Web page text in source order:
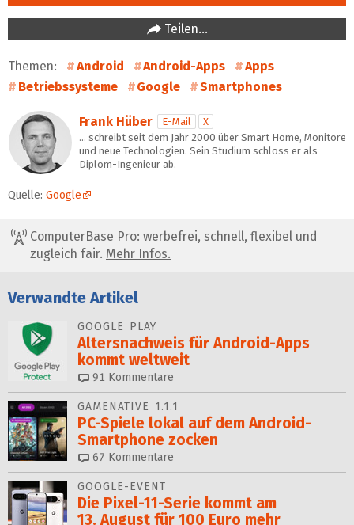
Teilen…
Themen: Android Android-Apps
Apps
Betriebssysteme
Google Smartphones
Frank Hüber E-Mail
X
… schreibt seit dem Jahr 2000 über Smart Home, Monitore
und neue Technologien. Sein Studium schloss er als
Diplom-Ingenieur ab.
Quelle: Google
ComputerBase Pro: werbefrei, schnell, flexibel und
zugleich fair. Mehr Infos.
Verwandte Artikel
GOOGLE PLAY
Altersnachweis für Android-Apps
kommt weltweit
91 Kommentare
GAMENATIVE 1.1.1
PC-Spiele lokal auf dem Android-
Smartphone zocken
67 Kommentare
GOOGLE-EVENT
Die Pixel-11-Serie kommt am
13. August für 100 Euro mehr